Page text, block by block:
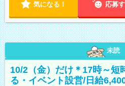
気になる！ 応募
未読
10/2（金）だけ＊17時～短
る・イベント設営/日給